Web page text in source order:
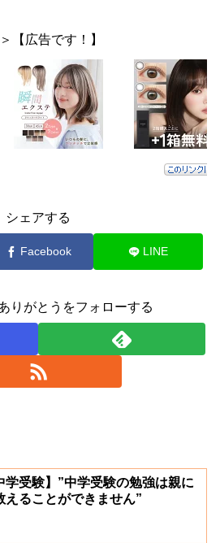
【広告です！】
シェアする
Facebook LINE
りがとうをフォローする
学受験】”中学受験の勉強は親に
えることができません”